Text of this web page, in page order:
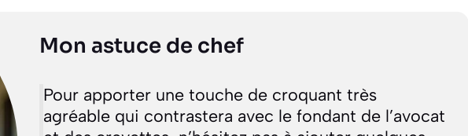
Mon astuce de chef
Pour apporter une touche de croquant très
agréable qui contrastera avec le fondant de l’avocat